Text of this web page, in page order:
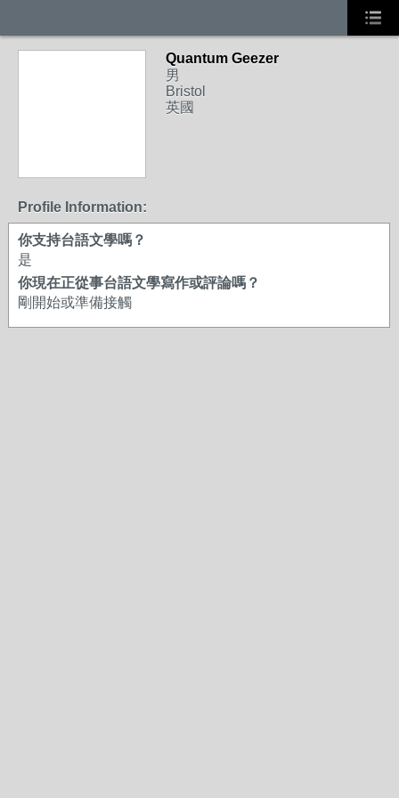
Quantum Geezer
男
Bristol
英國
Profile Information:
你支持台語文學嗎？
是
你現在正從事台語文學寫作或評論嗎？
剛開始或準備接觸